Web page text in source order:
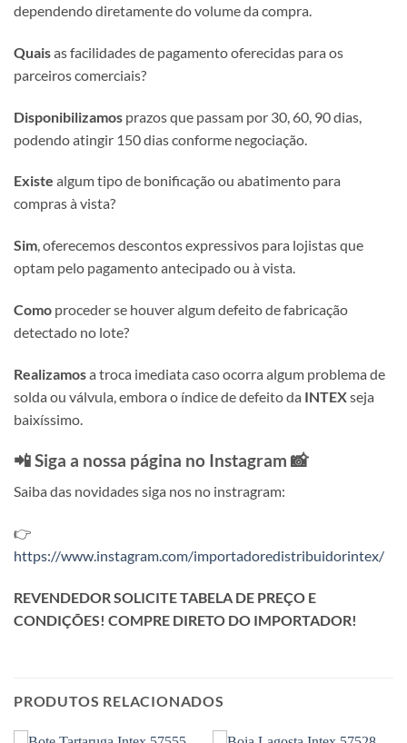
dependendo diretamente do volume da compra.
Quaisas facilidades de pagamento oferecidas para os
parceiros comerciais?
Disponibilizamos prazos que passam por 30, 60, 90 dias,
podendo atingir 150 dias conforme negociação.
Existe algum tipo de bonificação ou abatimento para
compras à vista?
Sim, oferecemos descontos expressivos para lojistas que
optam pelo pagamento antecipado ou à vista.
Como proceder se houver algum defeito de fabricação
detectado no lote?
Realizamosa troca imediata caso ocorra algum problema de
solda ou válvula, embora o índice de defeito da INTEXseja
baixíssimo.
📲 Siga a nossa página no Instagram 📸
Saiba das novidades siga nos no instragram:
👉
https://www.instagram.com/importadoredistribuidorintex/
REVENDEDOR SOLICITE TABELA DE PREÇO E
CONDIÇÕES! COMPRE DIRETO DO IMPORTADOR!
PRODUTOS RELACIONADOS